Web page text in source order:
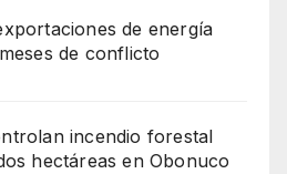
de energía
de conflicto
incendio forestal
hectáreas en Obonuco